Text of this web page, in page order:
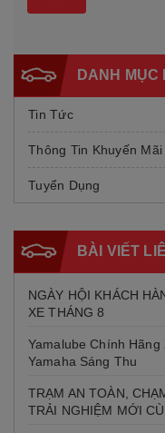
DANH MỤC
Tin Tức
Thông Tin Khuyến Mãi
Tuyển Dụng
BÀI VIẾT
NGÀY HỘI KHÁCH
XE THÁNG 8
Yamalube Chính
Yamaha Sáng Thu
TRẠM AN TOÀN,
TRẢI NGHIỆM MỚI